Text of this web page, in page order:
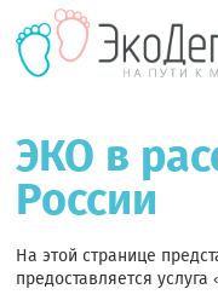
ЭКО в
России
На этой странице
предоставляется